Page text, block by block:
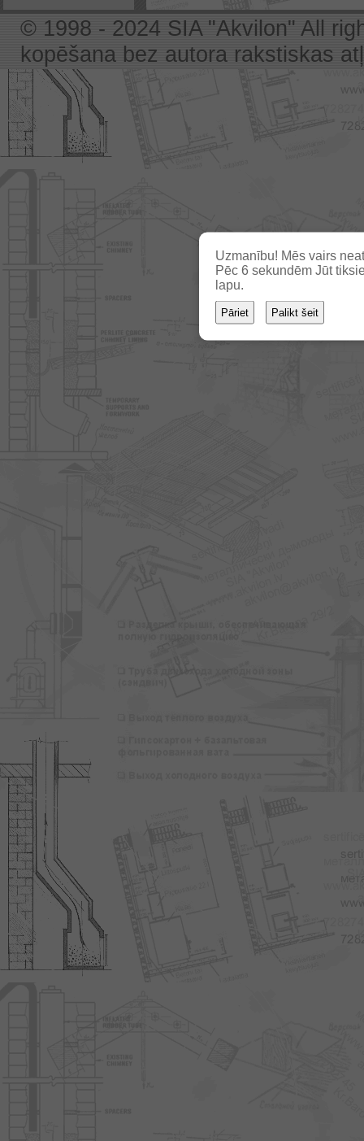
© 1998 - 2024 SIA "Akvilon" All
kopēšana bez autora rakstiskas
Uzmanību! Mēs vairs
Pēc 5 sekundēm Jūt
lapu.
Pāriet Palikt šeit